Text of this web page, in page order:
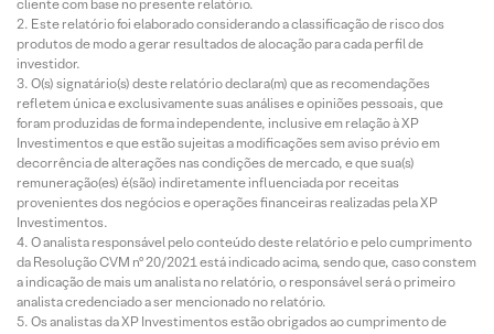
cliente com base no presente relatório.
Este relatório foi elaborado considerando a classificação de risco dos
produtos de modo a gerar resultados de alocação para cada perfil de
investidor.
O(s) signatário(s) deste relatório declara(m) que as recomendações
refletem única e exclusivamente suas análises e opiniões pessoais, que
foram produzidas de forma independente, inclusive em relação à XP
Investimentos e que estão sujeitas a modificações sem aviso prévio em
decorrência de alterações nas condições de mercado, e que sua(s)
remuneração(es) é(são) indiretamente influenciada por receitas
provenientes dos negócios e operações financeiras realizadas pela XP
Investimentos.
O analista responsável pelo conteúdo deste relatório e pelo cumprimento
da Resolução CVM nº 20/2021 está indicado acima, sendo que, caso constem
a indicação de mais um analista no relatório, o responsável será o primeiro
analista credenciado a ser mencionado no relatório.
Os analistas da XP Investimentos estão obrigados ao cumprimento de